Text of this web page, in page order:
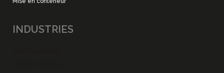
INDUSTRIES